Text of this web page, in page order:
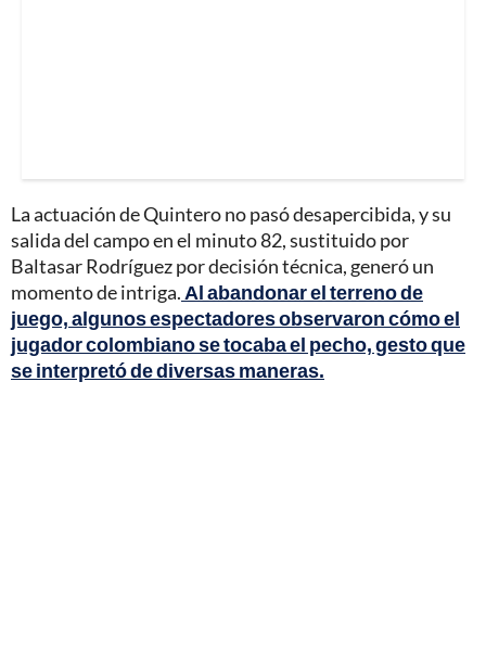
La actuación de Quintero no pasó desapercibida, y su
salida del campo en el minuto 82, sustituido por
Baltasar Rodríguez por decisión técnica, generó un
momento de intriga. Al abandonar el terreno de
juego, algunos espectadores observaron cómo el
jugador colombiano se tocaba el pecho, gesto que
se interpretó de diversas maneras.